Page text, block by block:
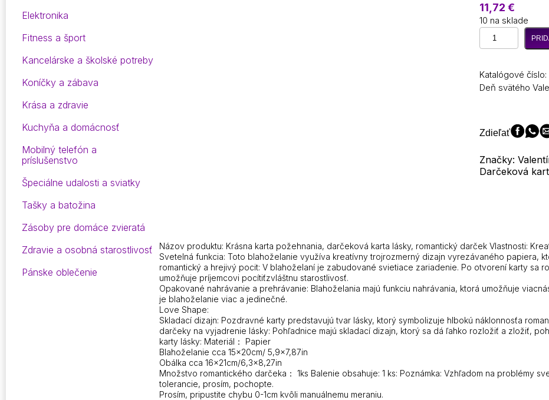
Elektronika
Fitness a šport
Kancelárske a školské potreby
Koníčky a zábava
Krása a zdravie
Kuchyňa a domácnosť
Mobilný telefón a
príslušenstvo
Špeciálne udalosti a sviatky
Tašky a batožina
Zásoby pre domáce zvieratá
Zdravie a osobná starostlivosť
Pánske oblečenie
11,72 €
10 na sklade
množstvo
1PC
ružová
3D
láska
Požehnanie
Svetelné
a
SUN
Katalógové číslo:
Deň svätého
Zdieľať
Značky:
Darčeková
Názov produktu: Krásna karta požehnania, darčeková karta lásky, romantický darček Vlastnosti:
Svetelná funkcia: Toto blahoželanie využíva kreatívny trojrozmerný dizajn vyrezávaného papiera,
romantický a hrejivý pocit: V blahoželaní je zabudované svietiace zariadenie. Po otvorení karty sa
umožňuje príjemcovi pocítiťzvláštnu starostlivosť.
Opakované nahrávanie a prehrávanie: Blahoželania majú funkciu nahrávania, ktorá umožňuje
je blahoželanie viac a jedinečné.
Love Shape:
Skladací dizajn: Pozdravné karty predstavujú tvar lásky, ktorý symbolizuje hlbokú náklonnosťa
darčeky na vyjadrenie lásky: Pohľadnice majú skladací dizajn, ktorý sa dá ľahko rozložiť a zložiť,
karty lásky: Materiál： Papier
Blahoželanie cca 15x20cm/ 5,9×7,87in
Obálka cca 16x21cm/6,3×8,27in
Množstvo romantického darčeka： 1ks Balenie obsahuje: 1 ks: Poznámka: Vzhľadom na problémy
tolerancie, prosím, pochopte.
Prosím, pripustite chybu 0-1cm kvôli manuálnemu meraniu.